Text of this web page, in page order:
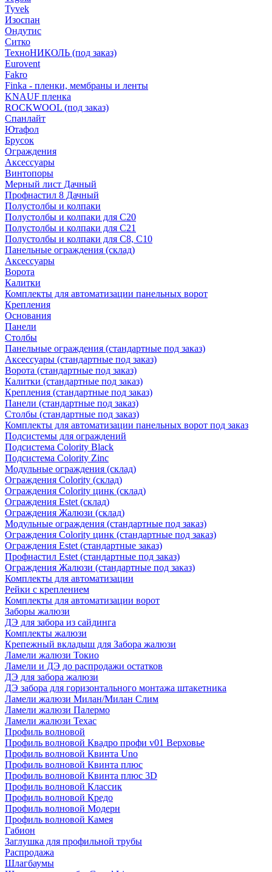
Tyvek
Изоспан
Ондутис
Ситко
ТехноНИКОЛЬ (под заказ)
Eurovent
Fakro
Finka - пленки, мембраны и ленты
KNAUF пленка
ROCKWOOL (под заказ)
Спанлайт
Ютафол
Брусок
Ограждения
Аксессуары
Винтопоры
Мерный лист Дачный
Профнастил 8 Дачный
Полустолбы и колпаки
Полустолбы и колпаки для С20
Полустолбы и колпаки для С21
Полустолбы и колпаки для С8, С10
Панельные ограждения (склад)
Аксессуары
Ворота
Калитки
Комплекты для автоматизации панельных ворот
Крепления
Основания
Панели
Столбы
Панельные ограждения (стандартные под заказ)
Аксессуары (стандартные под заказ)
Ворота (стандартные под заказ)
Калитки (стандартные под заказ)
Крепления (стандартные под заказ)
Панели (стандартные под заказ)
Столбы (стандартные под заказ)
Комплекты для автоматизации панельных ворот под заказ
Подсистемы для ограждений
Подсистема Colority Black
Подсистема Colority Zinc
Модульные ограждения (склад)
Ограждения Colority (склад)
Ограждения Colority цинк (склад)
Ограждения Estet (склад)
Ограждения Жалюзи (склад)
Модульные ограждения (стандартные под заказ)
Ограждения Colority цинк (стандартные под заказ)
Ограждения Estet (стандартные заказ)
Профнастил Estet (стандартные под заказ)
Ограждения Жалюзи (стандартные под заказ)
Комплекты для автоматизации
Рейки с креплением
Комплекты для автоматизации ворот
Заборы жалюзи
ДЭ для забора из сайдинга
Комплекты жалюзи
Крепежный вкладыш для Забора жалюзи
Ламели жалюзи Токио
Ламели и ДЭ до распродажи остатков
ДЭ для забора жалюзи
ДЭ забора для горизонтального монтажа штакетника
Ламели жалюзи Милан/Милан Слим
Ламели жалюзи Палермо
Ламели жалюзи Техас
Профиль волновой
Профиль волновой Квадро профи v01 Верховье
Профиль волновой Квинта Uno
Профиль волновой Квинта плюс
Профиль волновой Квинта плюс 3D
Профиль волновой Классик
Профиль волновой Кредо
Профиль волновой Модерн
Профиль волновой Камея
Габион
Заглушка для профильной трубы
Распродажа
Шлагбаумы